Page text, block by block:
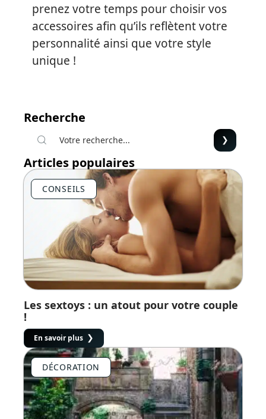
prenez votre temps pour choisir vos
accessoires afin qu’ils reflètent votre
personnalité ainsi que votre style
unique !
Recherche
Articles populaires
CONSEILS
Les sextoys : un atout pour votre couple
!
En savoir plus
DÉCORATION